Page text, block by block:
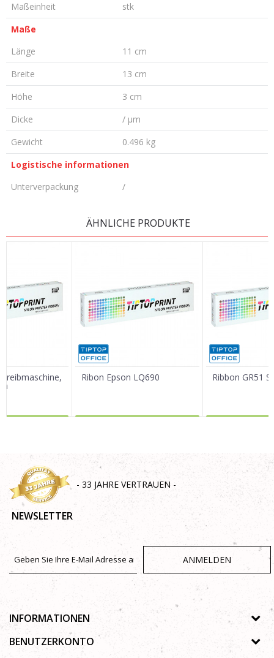
Maßeinheit
stk
Maße
Länge
11 cm
Breite
13 cm
Höhe
3 cm
Dicke
/ µm
Gewicht
0.496 kg
Logistische informationen
Unterverpackung
/
E-Mail
ÄHNLICHE PRODUKTE
Ribon Epson LQ690 Ribbon GR51
- 33 JAHRE VERTRAUEN -
NEWSLETTER
ANMELDEN
INFORMATIONEN
Über uns
Geschäfte
BENUTZERKONTO